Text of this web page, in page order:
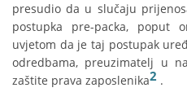
presudio da u slučaju
postupka pre-packa, poput
uvjetom da je taj postupak
odredbama, preuzimatelj u
zaštite prava zaposlenika2 .